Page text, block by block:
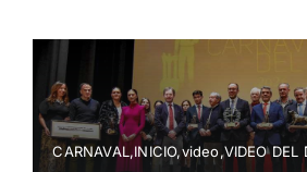
CARNAVAL,INICIO,video,VIDEO DEL